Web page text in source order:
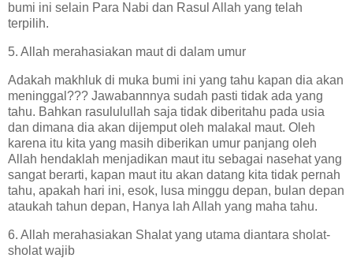
bumi ini selain Para Nabi dan Rasul Allah yang telah
terpilih.
5. Allah merahasiakan maut di dalam umur
Adakah makhluk di muka bumi ini yang tahu kapan dia akan
meninggal??? Jawabannnya sudah pasti tidak ada yang
tahu. Bahkan rasululullah saja tidak diberitahu pada usia
dan dimana dia akan dijemput oleh malakal maut. Oleh
karena itu kita yang masih diberikan umur panjang oleh
Allah hendaklah menjadikan maut itu sebagai nasehat yang
sangat berarti, kapan maut itu akan datang kita tidak pernah
tahu, apakah hari ini, esok, lusa minggu depan, bulan depan
ataukah tahun depan, Hanya lah Allah yang maha tahu.
6. Allah merahasiakan Shalat yang utama diantara sholat-
sholat wajib